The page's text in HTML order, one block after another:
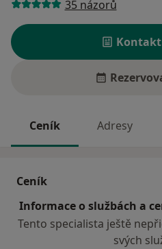
35 názorů
Ceník Adresy
Ceník
Informace o službách a
Tento specialista ještě
svých